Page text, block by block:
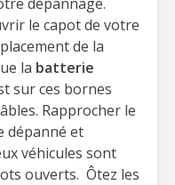
le capot de votre
de la
la batterie
sur ces bornes
Rapprocher le
dépanné et
véhicules sont
ouverts. Ôtez les